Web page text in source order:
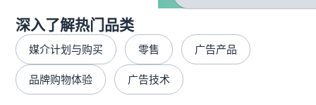
深入了解热门品类
媒介计划与购买 零售 广告产品
品牌购物体验 广告技术